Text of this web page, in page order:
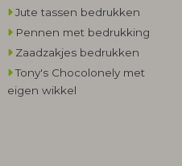
Jute tassen bedrukken
Pennen met bedrukking
Zaadzakjes bedrukken
Tony's Chocolonely met
eigen wikkel